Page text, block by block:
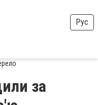
Рус
за